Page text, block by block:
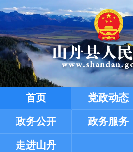
首页 党政动态
政务公开 政务服务
走进山丹